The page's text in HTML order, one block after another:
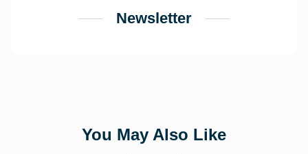
Newsletter
You May Also Like